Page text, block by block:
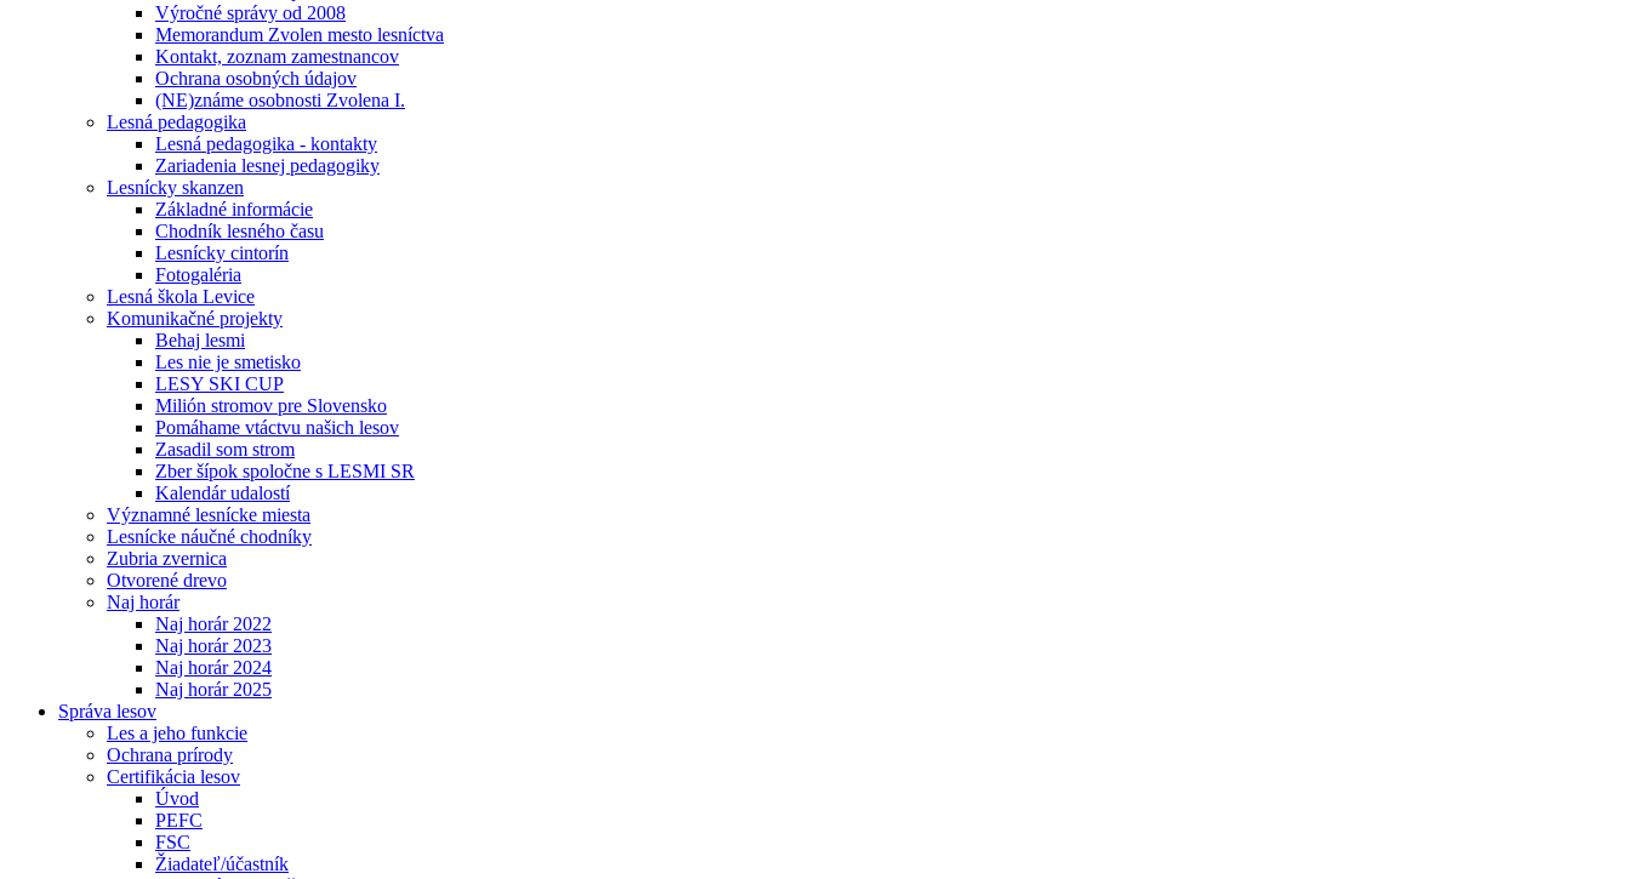
Výročné správy od 2008
Memorandum Zvolen mesto lesníctva
Kontakt, zoznam zamestnancov
Ochrana osobných údajov
(NE)známe osobnosti Zvolena I.
Lesná pedagogika
Lesná pedagogika - kontakty
Zariadenia lesnej pedagogiky
Lesnícky skanzen
Základné informácie
Chodník lesného času
Lesnícky cintorín
Fotogaléria
Lesná škola Levice
Komunikačné projekty
Behaj lesmi
Les nie je smetisko
LESY SKI CUP
Milión stromov pre Slovensko
Pomáhame vtáctvu našich lesov
Zasadil som strom
Zber šípok spoločne s LESMI SR
Kalendár udalostí
Významné lesnícke miesta
Lesnícke náučné chodníky
Zubria zvernica
Otvorené drevo
Naj horár
Naj horár 2022
Naj horár 2023
Naj horár 2024
Naj horár 2025
Správa lesov
Les a jeho funkcie
Ochrana prírody
Certifikácia lesov
Úvod
PEFC
FSC
Žiadateľ/účastník